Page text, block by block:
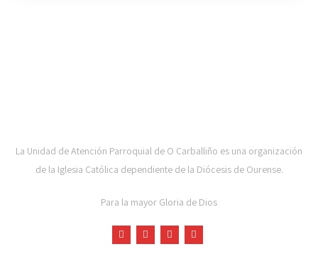
La Unidad de Atención Parroquial de O Carballiño es una organización
de la Iglesia Católica dependiente de la Diócesis de Ourense.
Para la mayor Gloria de Dios